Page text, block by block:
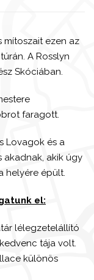
mítoszait ezen az
túrán. A Rosslyn
Skóciában.
faragott.
Lovagok és a
akadnak, akik úgy
helyére épült.
el:
lélegzetelállító
tája volt.
különös